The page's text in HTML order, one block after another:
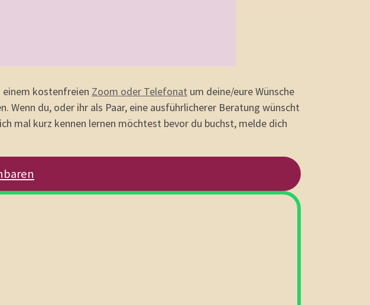
einem kostenfreien Zoom oder Telefonat um deine/eure Wünsche
Wenn du, oder ihr als Paar, eine ausführlicherer Beratung wünscht
mal kurz kennen lernen möchtest bevor du buchst, melde dich